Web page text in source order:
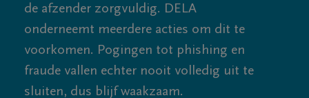
de afzender zorgvuldig. DELA
onderneemt meerdere acties om dit te
voorkomen. Pogingen tot phishing en
fraude vallen echter nooit volledig uit te
sluiten, dus blijf waakzaam.